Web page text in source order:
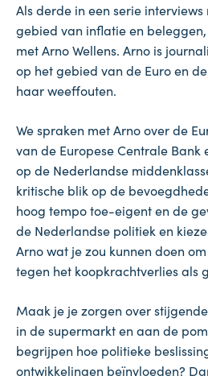
Als derde in een serie
gebied van inflatie en
met Arno Wellens. Arno is
op het gebied van de Euro en
haar weeffouten.
We spraken met Arno over de
van de Europese Centrale
op de Nederlandse
kritische blik op de
hoog tempo toe-eigent en de
de Nederlandse politiek en
Arno wat je zou kunnen doen
tegen het koopkrachtverlies als
Maak je je zorgen over
in de supermarkt en aan de
begrijpen hoe politieke
ontwikkelingen beïnvloeden?